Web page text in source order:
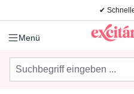
Zum Hauptinhalt springen
✔
Menü